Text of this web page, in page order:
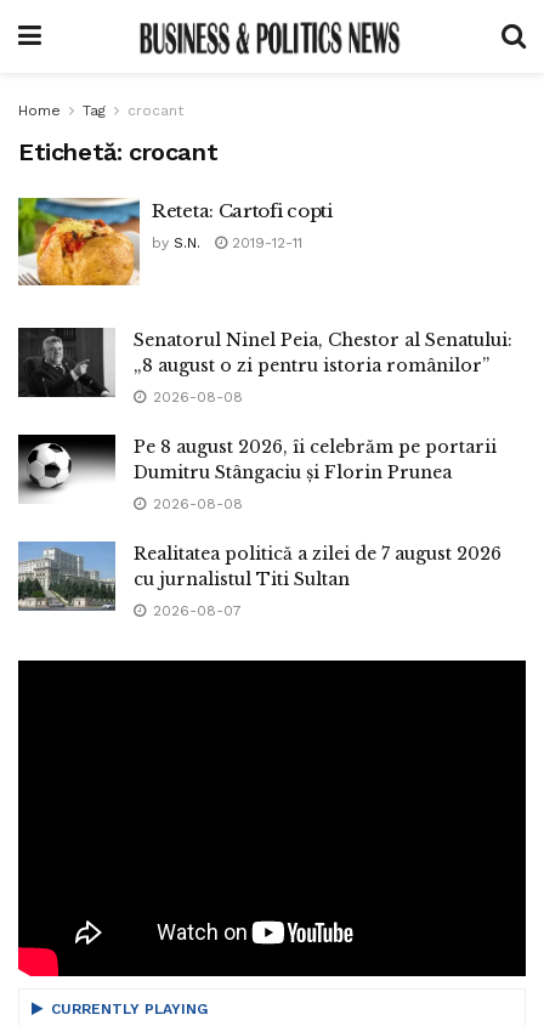
Home Tag crocant
Etichetă: crocant
Reteta: Cartofi copti
by S.N. 2019-12-11
Senatorul Ninel Peia, Chestor al Senatului:
„8 august o zi pentru istoria românilor”
2026-08-08
Pe 8 august 2026, îi celebrăm pe portarii
Dumitru Stângaciu și Florin Prunea
2026-08-08
Realitatea politică a zilei de 7 august 2026
cu jurnalistul Titi Sultan
2026-08-07
CURRENTLY PLAYING